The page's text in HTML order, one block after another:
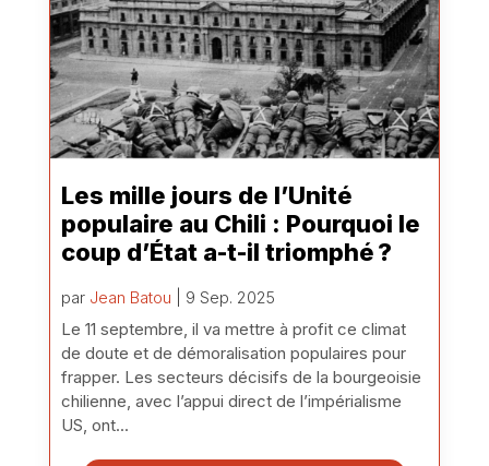
Les mille jours de l’Unité
populaire au Chili : Pourquoi le
coup d’État a-t-il triomphé ?
par Jean Batou | 9 Sep. 2025
Le 11 septembre, il va mettre à profit ce climat
de doute et de démoralisation populaires pour
frapper. Les secteurs décisifs de la bourgeoisie
chilienne, avec l’appui direct de l’impérialisme
US, ont...